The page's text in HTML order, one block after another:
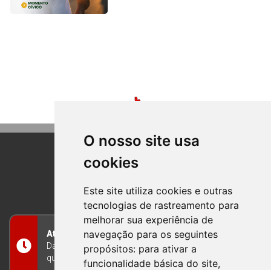
O nosso site usa
cookies
Este site utiliza cookies e outras
tecnologias de rastreamento para
melhorar sua experiência de
navegação para os seguintes
propósitos: para ativar a
funcionalidade básica do site,
BOM PRINCIPIO
RIO GRANDE DO SUL
Atendimento
Das 8h às 12h e das 13h às 17h30, de segunda a
quinta-feira, e nas sextas-feiras das 7h às 13h